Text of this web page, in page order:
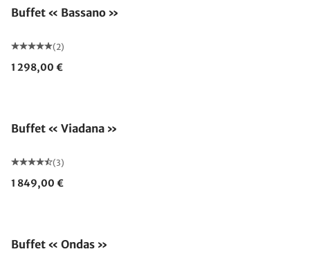
Buffet « Bassano »
(2)
1 298,00 €
Buffet « Viadana »
(3)
1 849,00 €
Buffet « Ondas »